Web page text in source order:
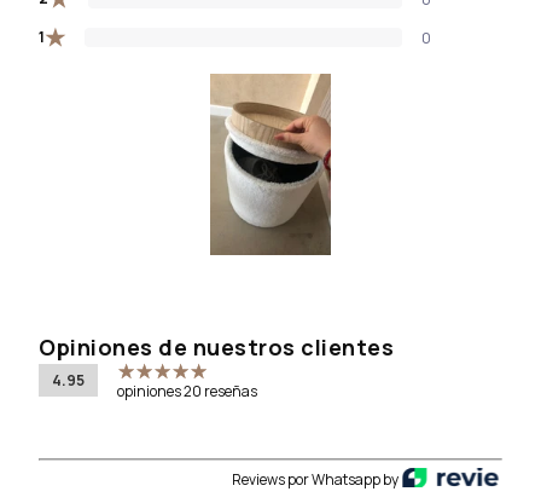
1★ 0
Opiniones de nuestros clientes
4.95
opiniones 20 reseñas
Reviews por Whatsapp by